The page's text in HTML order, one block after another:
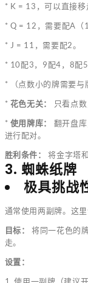
* K = 13，可以直接移
* Q = 12，需要配A（1
* J = 11，需要配2。
* 10配3，9配4，8配5
* （点数小的牌需要与
* 花色无关：
只看点数
* 使用牌库：
翻开盘
进行配对。
胜利条件：
将金字塔
3. 蜘蛛纸牌
极具挑战
通常使用两副牌。这
目标：
将同一花色的
走。
设置：
1. 使用一副牌（建议